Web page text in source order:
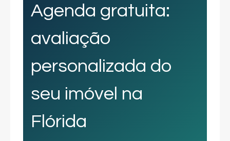
Agenda gratuita:
avaliação
personalizada do
seu imóvel na
Flórida